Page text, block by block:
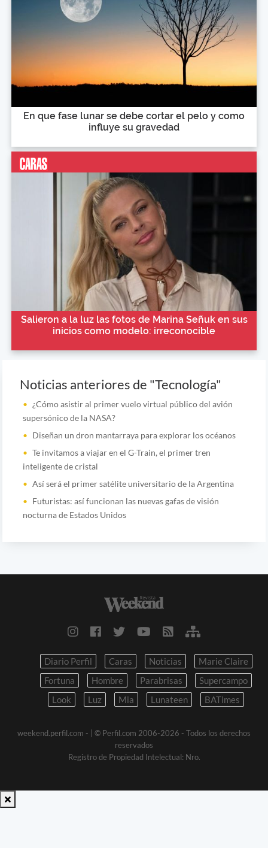
En que fase lunar se debe cortar el pelo y como
influye su gravedad
Salieron a la luz las fotos de Marina Señuk en sus
inicios como modelo: irreconocible
Noticias anteriores de "Tecnología"
¿Cómo asistir al primer vuelo virtual público del avión
supersónico de la NASA?
Diseñan un dron mantarraya para explorar los océanos
Te invitamos a viajar en el G-Train, el primer tren
inteligente de cristal
Así será el primer satélite universitario de la Argentina
Futuristas: así funcionan las nuevas gafas de visión
nocturna de Estados Unidos
Diario Perfil Caras Noticias
Marie Claire
Fortuna
Hombre Parabrisas
Supercampo
Look
Luz Mia Lunateen BATimes
weekend.perfil.com -
| © Perfil.com 2006-2026 - Todos los derechos
reservados
Registro de Propiedad Intelectual: Nro.